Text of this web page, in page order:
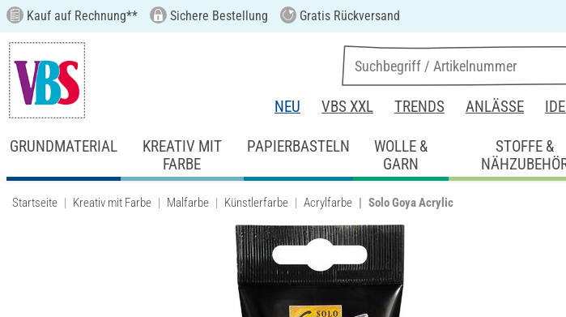
Kauf auf Rechnung** Sichere Bestellung Gratis Rückversand
NEU VBS XXL TRENDS ANLÄSSE
GRUNDMATERIAL
KREATIV MIT
FARBE
PAPIERBASTELN
WOLLE &
GARN
STOFFE &
Startseite Kreativ mit Farbe Malfarbe Künstlerfarbe Acrylfarbe Solo Goya Acrylic